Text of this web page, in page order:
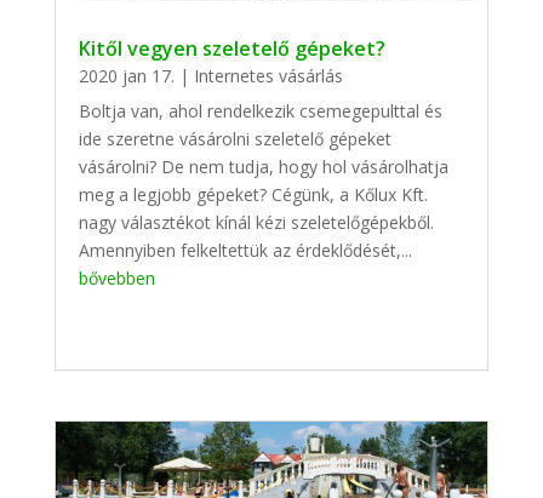
Kitől vegyen szeletelő gépeket?
2020 jan 17. | Internetes vásárlás
Boltja van, ahol rendelkezik csemegepulttal és
ide szeretne vásárolni szeletelő gépeket
vásárolni? De nem tudja, hogy hol vásárolhatja
meg a legjobb gépeket? Cégünk, a Kőlux Kft.
nagy választékot kínál kézi szeletelőgépekből.
Amennyiben felkeltettük az érdeklődését,...
bővebben